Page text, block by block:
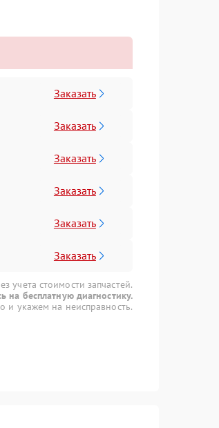
Заказать
Заказать
Заказать
Заказать
Заказать
Заказать
учета стоимости запчастей.
на бесплатную диагностику.
и укажем на неисправность.